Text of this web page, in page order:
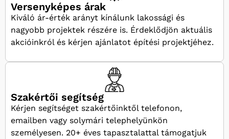
Versenyképes árak
Kiváló ár-érték arányt kínálunk lakossági és
nagyobb projektek részére is. Érdeklődjön aktuális
akcióinkról és kérjen ajánlatot építési projektjéhez.
Szakértői segítség
Kérjen segítséget szakértőinktől telefonon,
emailben vagy solymári telephelyünkön
személyesen. 20+ éves tapasztalattal támogatjuk